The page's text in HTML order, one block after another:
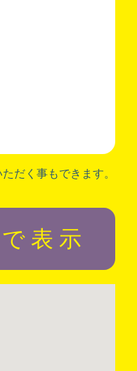
だく事もできます。
表示